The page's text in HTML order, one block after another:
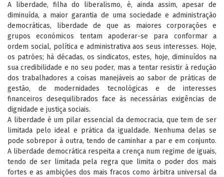
A liberdade, filha do liberalismo, é, ainda assim, apesar de
diminuída, a maior garantia de uma sociedade e administração
democráticas, liberdade de que as maiores corporações e
grupos económicos tentam apoderar-se para conformar a
ordem social, política e administrativa aos seus interesses. Hoje,
os patrões; há décadas, os sindicatos, estes, hoje, diminuídos na
sua credibilidade e no seu poder, mas a tentar resistir à redução
dos trabalhadores a coisas manejáveis ao sabor de práticas de
gestão, de modernidades tecnológicas e de interesses
financeiros desequilibrados face às necessárias exigências de
dignidade e justiça sociais.
A liberdade é um pilar essencial da democracia, que tem de ser
limitada pelo ideal e prática da igualdade. Nenhuma delas se
pode sobrepor à outra, tendo de caminhar a par e em conjunto.
A liberdade democrática respeita a crença num regime de iguais,
tendo de ser limitada pela regra que limita o poder dos mais
fortes e as ambições dos mais fracos como árbitra universal da